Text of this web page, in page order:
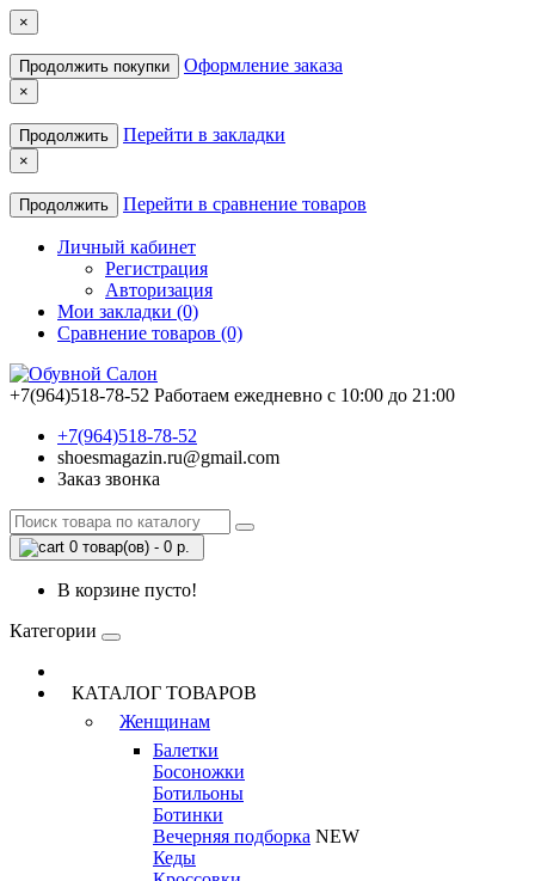
×
Продолжить покупки Оформление заказа
×
Продолжить Перейти в закладки
×
Продолжить Перейти в сравнение товаров
Личный кабинет
Регистрация
Авторизация
Мои закладки (0)
Сравнение товаров (0)
+7(964)518-78-52 Работаем ежедневно с 10:00 до 21:00
+7(964)518-78-52
shoesmagazin.ru@gmail.com
Заказ звонка
0 товар(ов) - 0 р.
В корзине пусто!
Категории
КАТАЛОГ ТОВАРОВ
Женщинам
Балетки
Босоножки
Ботильоны
Ботинки
Вечерняя подборка NEW
Кеды